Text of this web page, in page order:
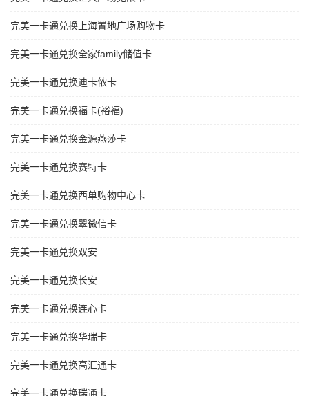
完美一卡通兑换上海置地广场购物卡
完美一卡通兑换全家family储值卡
完美一卡通兑换迪卡侬卡
完美一卡通兑换福卡(裕福)
完美一卡通兑换金源燕莎卡
完美一卡通兑换赛特卡
完美一卡通兑换西单购物中心卡
完美一卡通兑换翠微信卡
完美一卡通兑换双安
完美一卡通兑换长安
完美一卡通兑换连心卡
完美一卡通兑换华瑞卡
完美一卡通兑换高汇通卡
完美一卡通兑换瑞通卡